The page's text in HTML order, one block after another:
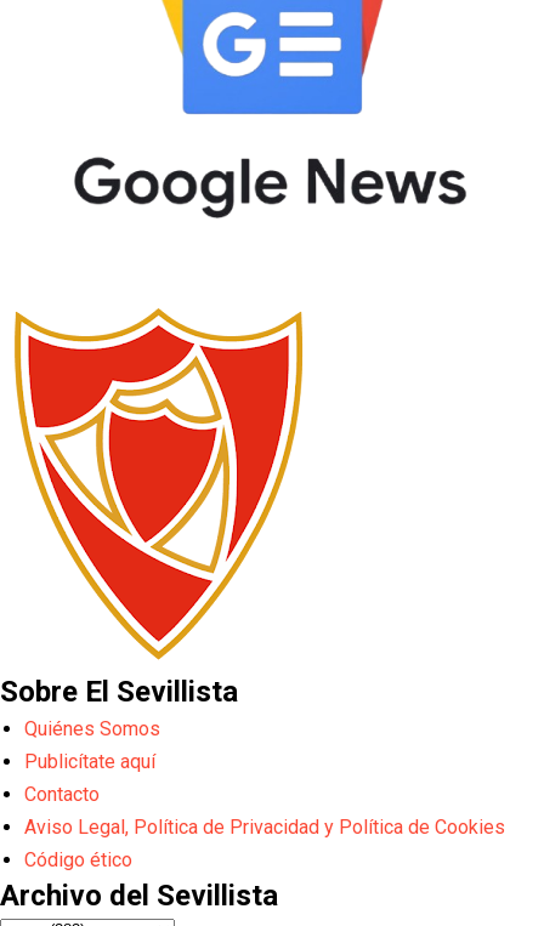
Sobre El Sevillista
Quiénes Somos
Publicítate aquí
Contacto
Aviso Legal, Política de Privacidad y Política de Cookies
Código ético
Archivo del Sevillista